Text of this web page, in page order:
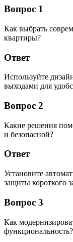
Вопрос 1
Как выбрать
квартиры?
Ответ
Используйте
выходами для
Вопрос 2
Какие решения
и безопасной?
Ответ
Установите
защиты короткого
Вопрос 3
Как
функциональность?